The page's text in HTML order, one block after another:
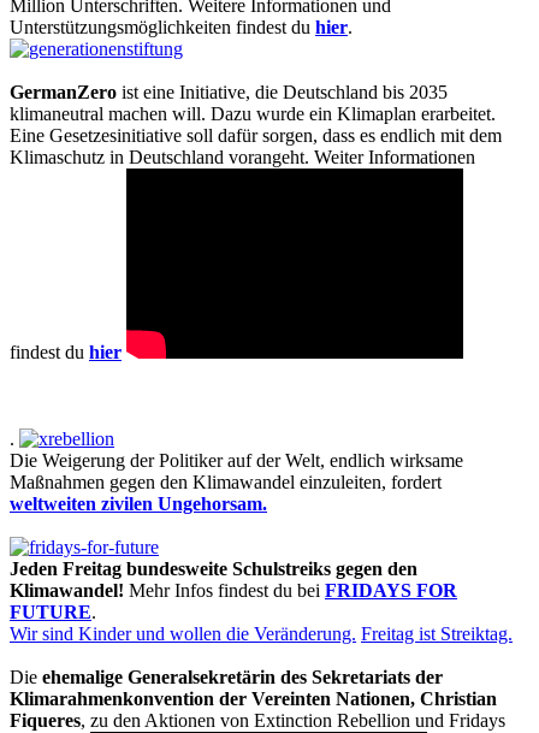
Million Unterschriften. Weitere Informationen und
Unterstützungsmöglichkeiten findest du hier.
GermanZero ist eine Initiative, die Deutschland bis 2035
klimaneutral machen will. Dazu wurde ein Klimaplan erarbeitet.
Eine Gesetzesinitiative soll dafür sorgen, dass es endlich mit dem
Klimaschutz in Deutschland vorangeht. Weiter Informationen
findest du hier
.
Die Weigerung der Politiker auf der Welt, endlich wirksame
Maßnahmen gegen den Klimawandel einzuleiten, fordert
weltweiten zivilen Ungehorsam.
Jeden Freitag bundesweite Schulstreiks gegen den
Klimawandel! Mehr Infos findest du bei FRIDAYS FOR
FUTURE.
Wir sind Kinder und wollen die Veränderung. Freitag ist Streiktag.
Die ehemalige Generalsekretärin des Sekretariats der
Klimarahmenkonvention der Vereinten Nationen, Christian
Fiqueres, zu den Aktionen von Extinction Rebellion und Fridays